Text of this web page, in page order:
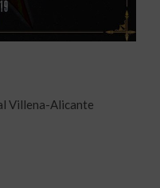
Villena-Alicante